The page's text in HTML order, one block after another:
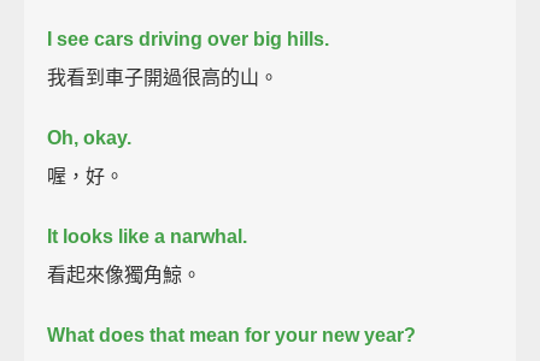
I see cars driving over big hills.
我看到車子開過很高的山。
Oh, okay.
喔，好。
It looks like a narwhal.
看起來像獨角鯨。
What does that mean for your new year?